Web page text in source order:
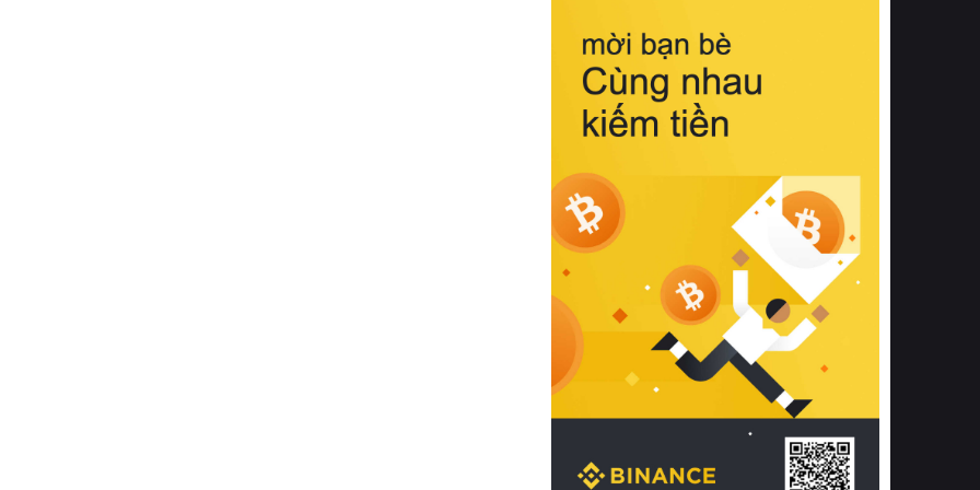
hồi chuẩn xác của phần đệm nâng đỡ
cột sống.
Bên cạnh đó, việc lựa chọn các dòng
sản phẩm đạt chuẩn chất lượng quốc
tế còn giúp ngăn ngừa tình trạng kích
khuẩn và nấm mốc trong điều kiện
thời tiết nóng ẩm. Bạn có thể tìm hiểu
thêm các nghiên cứu khoa học về tác
động của giấc ngủ và môi trường
phòng ngủ đối với sức khỏe con
người tại Sleep Foundation (External
Link) để có cái nhìn toàn diện hơn.
2. Các tiêu chí vàng khi lựa chọn
chăn ga gối đệm cao cấp cho phòng
ngủ
Để sở hữu một bộ chăn ga gối đệm
cao cấp hoàn hảo cả về thẩm mỹ lẫn
công năng, người tiêu dùng cần cân
nhắc kỹ lưỡng các tiêu chí quan trọng